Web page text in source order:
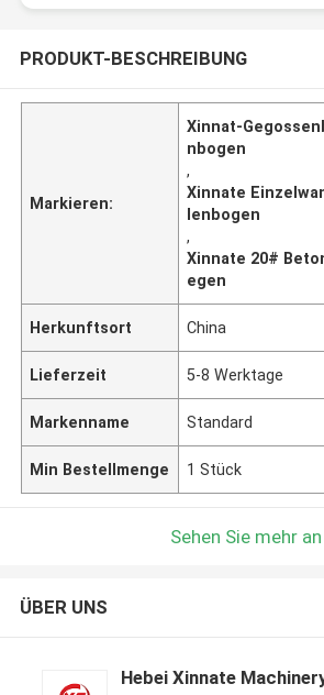
PRODUKT-BESCHREIBUNG
Markieren:
Xinnat-
nbogen
,
Xinnate
lenbogen
,
Xinnate 20#
egen
Herkunftsort China
Lieferzeit 5-8 Werktage
Markenname Standard
Min Bestellmenge 1 Stück
Sehen Sie mehr an
ÜBER UNS
Hebei Xinnate